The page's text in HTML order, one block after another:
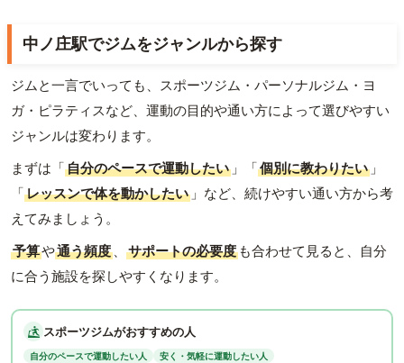
中ノ庄駅でジムをジャンルから探す
ジムと一言でいっても、スポーツジム・パーソナルジム・ヨ
ガ・ピラティスなど、運動の目的や通い方によって選びやすい
ジャンルは変わります。
まずは「自分のペースで運動したい 」「個別に教わりたい 」
「レッスンで体を動かしたい 」など、続けやすい通い方から考
えてみましょう。
予算や通う頻度 、 サポートの必要度 も合わせて見ると、自分
に合う施設を探しやすくなります。
スポーツジムがおすすめの人
自分のペースで運動したい人
安く・気軽に運動したい人